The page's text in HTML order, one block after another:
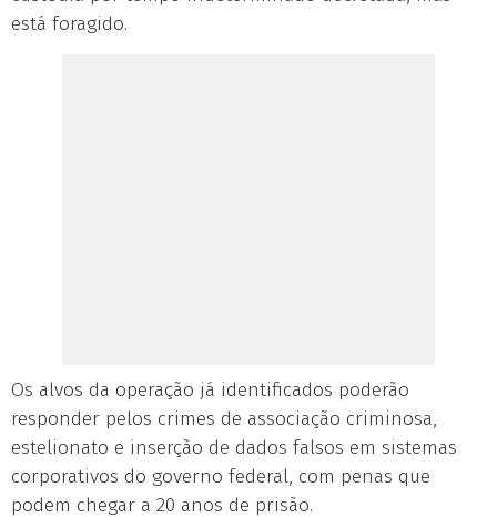
está foragido.
Os alvos da operação já identificados poderão
responder pelos crimes de associação criminosa,
estelionato e inserção de dados falsos em sistemas
corporativos do governo federal, com penas que
podem chegar a 20 anos de prisão.